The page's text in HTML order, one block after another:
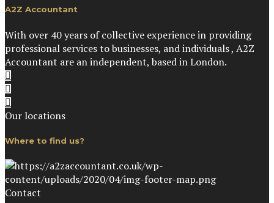
A2Z Accountant
With over 40 years of collective experience in providing
professional services to businesses, and individuals , A2Z
Accountant are an independent, based in London.
Our locations
Where to find us?
Contact